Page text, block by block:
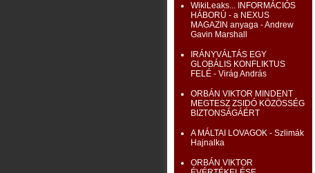
WikiLeaks... INFORMÁCIÓS
HÁBORÚ - a NEXUS
MAGAZIN anyaga - Andrew
Gavin Marshall
IRÁNYVÁLTÁS EGY
GLOBÁLIS KONFLIKTUS
FELÉ - Virág András
ORBÁN VIKTOR MINDENT
MEGTESZ ZSIDÓ KÖZÖSSÉG
BIZTONSÁGÁÉRT
A MÁLTAI LOVAGOK - Szlimák
Hajnalka
ORBÁN VIKTOR